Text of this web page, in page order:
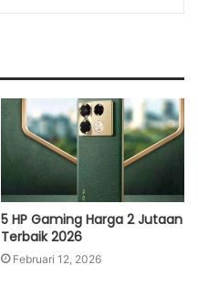
5 HP Gaming Harga 2 Jutaan
Terbaik 2026
Februari 12, 2026